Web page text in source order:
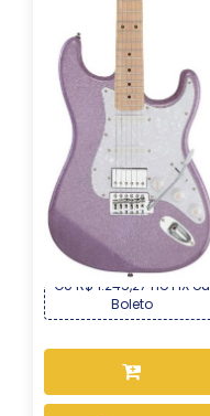
Guitarra Seizi Musashi
Fun HSS Maple –...
Por : R$ 1.339,00
OU R$ 1.245,27 no PIX ou
Boleto